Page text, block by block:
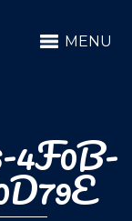
MENU
4F0B-